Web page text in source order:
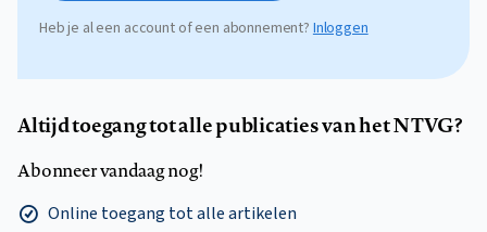
Heb je al een account of een abonnement? Inloggen
Altijd toegang tot alle publicaties van het NTVG?
Abonneer vandaag nog!
Online toegang tot alle artikelen